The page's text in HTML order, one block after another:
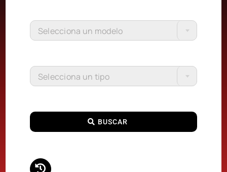
Selecciona un modelo
Selecciona un tipo
BUSCAR